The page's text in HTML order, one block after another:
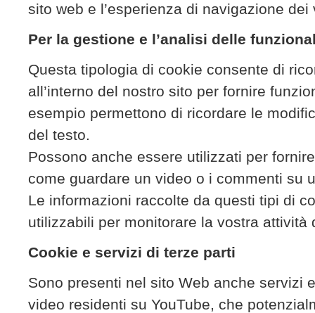
sito web e l’esperienza di navigazione dei
Per la gestione e l’analisi delle
Questa tipologia di cookie consente di
all’interno del nostro sito per fornire
esempio permettono di ricordare le
del testo.
Possono anche essere utilizzati per
come guardare un video o i commenti su
Le informazioni raccolte da questi tipi di
utilizzabili per monitorare la vostra
Cookie e servizi di terze parti
Sono presenti nel sito Web anche servizi
video residenti su YouTube, che